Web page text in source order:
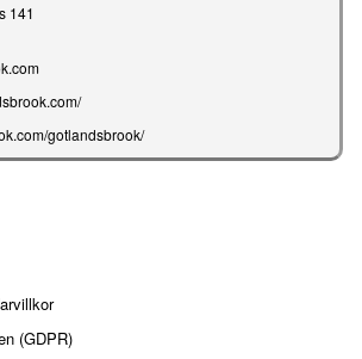
141
gotlandsbrook/
(GDPR)